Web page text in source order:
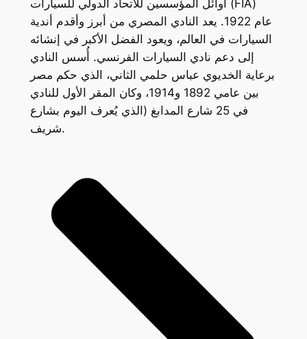
أوائل المؤسسين للاتحاد الدولي للسيارات (FIA)
عام 1922. يعد النادي المصري من أبرز وأقدم أندية
السيارات في العالم، ويعود الفضل الأكبر في إنشائه
إلى دعم نادي السيارات الفرنسي. أُسس النادي
برعاية الخديوي عباس حلمي الثاني، الذي حكم مصر
بين عامي 1892 و1914، وكان المقر الأول للنادي
في 25 شارع المدابغ (الذي يُعرف اليوم بشارع
شريف.